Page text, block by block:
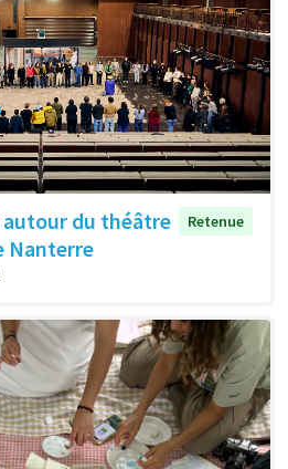
du théâtre
Nanterre
Retenue